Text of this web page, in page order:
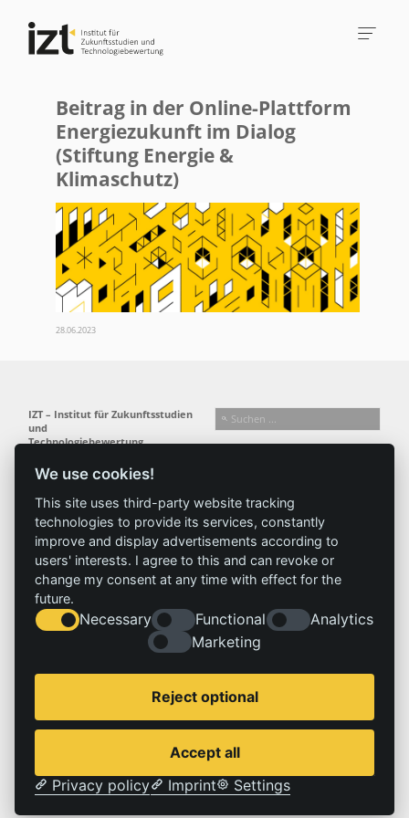
Beitrag in der Online-Plattform
Energiezukunft im Dialog
(Stiftung Energie &
Klimaschutz)
28.06.2023
We use cookies!
This site uses third-party website tracking
technologies to provide its services, constantly
improve and display advertisements according to
users' interests. I agree to this and can revoke or
change my consent at any time with effect for the
future.
Necessary Functional
Analytics
Marketing
Reject optional
Accept all
Privacy policy
Imprint Settings
IZT – Institut für Zukunftsstudien
und
Technologiebewertung
Busseallee 1 · 14163 Berlin
info@izt.de| www.izt.de
Institut
Profil
Team
Gremien
Forschung
Forschungsfelder
Referenz
Ergebnisse
Projekte
Aktuelles
News
Stellenangebote
Impressum
Impressum
Datenschutzerklärung
© 2026 | IZT – Institut für Zukunftsstudien und Technologiebewertung gemeinnützige GmbH